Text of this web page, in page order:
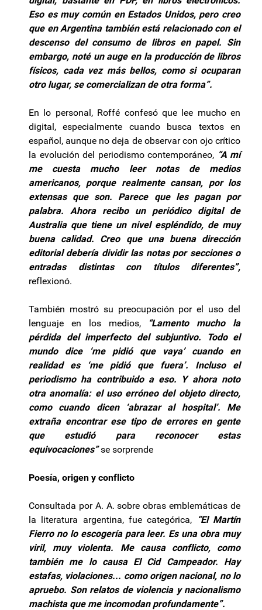
Eso es muy común en Estados Unidos, pero creo
que en Argentina también está relacionado con el
descenso del consumo de libros en papel. Sin
embargo, noté un auge en la producción de libros
físicos, cada vez más bellos, como si ocuparan
otro lugar, se comercializan de otra forma”.
En lo personal, Roffé confesó que lee mucho en
digital, especialmente cuando busca textos en
español, aunque no deja de observar con ojo crítico
la evolución del periodismo contemporáneo, “A mí
me cuesta mucho leer notas de medios
americanos, porque realmente cansan, por los
extensas que son. Parece que les pagan por
palabra. Ahora recibo un periódico digital de
Australia que tiene un nivel espléndido, de muy
buena calidad. Creo que una buena dirección
editorial debería dividir las notas por secciones o
entradas distintas con títulos diferentes”,
reflexionó.
También mostró su preocupación por el uso del
lenguaje en los medios,
“Lamento mucho la
pérdida del imperfecto del subjuntivo. Todo el
mundo dice ‘me pidió que vaya’ cuando en
realidad es ‘me pidió que fuera’. Incluso el
periodismo ha contribuido a eso. Y ahora noto
otra anomalía: el uso erróneo del objeto directo,
como cuando dicen ‘abrazar al hospital’. Me
extraña encontrar ese tipo de errores en gente
que estudió para reconocer estas
equivocaciones”se sorprende
Poesía, origen y conflicto
Consultada por A. A. sobre obras emblemáticas de
la literatura argentina, fue categórica, “El Martín
Fierro no lo escogería para leer. Es una obra muy
viril, muy violenta. Me causa conflicto, como
también me lo causa El Cid Campeador. Hay
estafas, violaciones... como origen nacional, no lo
apruebo. Son relatos de violencia y nacionalismo
machista que me incomodan profundamente”.